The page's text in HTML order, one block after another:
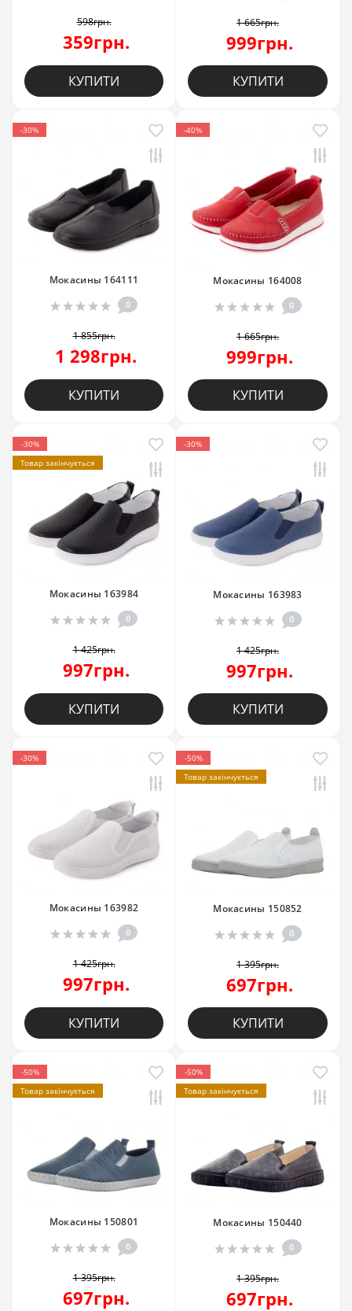
598грн.
359грн.
КУПИТИ
1 665грн.
999грн.
КУПИТИ
-30%
Мокасины 164111
0
1 855грн.
1 298грн.
КУПИТИ
-40%
Мокасины 164008
0
1 665грн.
999грн.
КУПИТИ
-30%
Товар закінчується
Мокасины 163984
0
1 425грн.
997грн.
КУПИТИ
-30%
Мокасины 163983
0
1 425грн.
997грн.
КУПИТИ
-30%
Мокасины 163982
0
1 425грн.
997грн.
КУПИТИ
-50%
Товар закінчується
Мокасины 150852
0
1 395грн.
697грн.
КУПИТИ
-50%
Товар закінчується
Мокасины 150801
0
1 395грн.
697грн.
-50%
Товар закінчується
Мокасины 150440
0
1 395грн.
697грн.